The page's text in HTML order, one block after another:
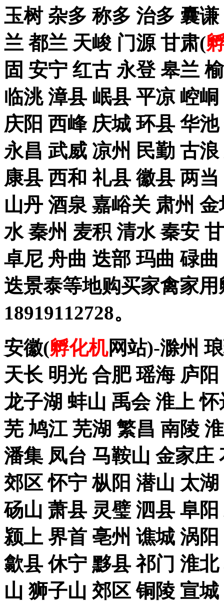
玉树 杂多 称多 治多 囊
兰 都兰 天峻 门源 甘肃(
固 安宁 红古 永登 皋兰
临洮 漳县 岷县 平凉 崆
庆阳 西峰 庆城 环县 华
永昌 武威 凉州 民勤 古
康县 西和 礼县 徽县 两
山丹 酒泉 嘉峪关 肃州
水 秦州 麦积 清水 秦安
卓尼 舟曲 迭部 玛曲 碌
迭景泰等地购买家禽家
18919112728。
安徽(孵化机网站)-滁州
天长 明光 合肥 瑶海 庐
龙子湖 蚌山 禹会 淮上
芜 鸠江 芜湖 繁昌 南陵
潘集 凤台 马鞍山 金家庄
郊区 怀宁 枞阳 潜山 太
砀山 萧县 灵璧 泗县 阜
颍上 界首 亳州 谯城 涡
歙县 休宁 黟县 祁门 淮
山 狮子山 郊区 铜陵 宣